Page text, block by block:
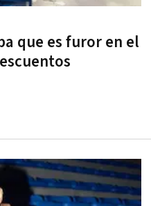
que es furor en el